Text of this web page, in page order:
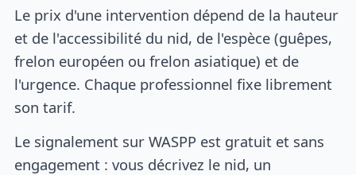
Le prix d'une intervention dépend de la hauteur
et de l'accessibilité du nid, de l'espèce (guêpes,
frelon européen ou frelon asiatique) et de
l'urgence. Chaque professionnel fixe librement
son tarif.
Le signalement sur WASPP est gratuit et sans
engagement : vous décrivez le nid, un